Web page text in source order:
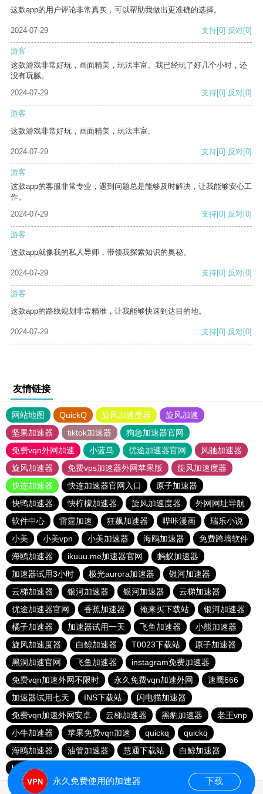
这款app的用户评论非常真实，可以帮助我做出更准确的选择。
2024-07-29 支持[0] 反对[0]
游客
这款游戏非常好玩，画面精美，玩法丰富。我已经玩了好几个小时，还
没有玩腻。
2024-07-29
支持[0] 反对[0]
游客
这款游戏非常好玩，画面精美，玩法丰富。
2024-07-29 支持[0] 反对[0]
游客
这款app的客服非常专业，遇到问题总是能够及时解决，让我能够安心工
作。
2024-07-29
支持[0] 反对[0]
游客
这款app就像我的私人导师，带领我探索知识的奥秘。
2024-07-29 支持[0] 反对[0]
游客
这款app的路线规划非常精准，让我能够快速到达目的地。
2024-07-29 支持[0] 反对[0]
友情链接
网站地图 QuickQ 旋风加速度器
旋风加速
坚果加速器
tiktok加速器
狗急加速器官网
免费vqn外网加速
小蓝鸟 优途加速器官网
风驰加速器
旋风加速器
免费vps加速器外网苹果版
旋风加速度器
快连加速器
快连加速器官网入口
原子加速器
快鸭加速器
快柠檬加速器 旋风加速度器
外网网址导航
软件中心
雷霆加速 狂飙加速器 哔咔漫画
瑞乐小说
小美
小美vpn 小美加速器 海鸥加速器
免费跨墙软件
海鸥加速器
ikuuu.me加速器官网
蚂蚁加速器
加速器试用3小时
极光aurora加速器
银河加速器
云梯加速器
银河加速器 银河加速器
云梯加速器
优途加速器官网
香蕉加速器 俺来买下载站
银河加速器
橘子加速器
加速器试用一天 飞鱼加速器
小熊加速器
旋风加速度器
白鲸加速器 T0023下载站
原子加速器
黑洞加速官网
飞鱼加速器
instagram免费加速器
免费vqn加速外网不限时
永久免费vqn加速外网
速鹰666
加速器试用七天
INS下载站
闪电猫加速器
免费vqn加速外网安卓
云梯加速器 黑豹加速器
老王vnp
小牛加速器
苹果免费vqn加速 quickq
quickq
海鸥加速器
油管加速器 慧通下载站
白鲸加速器
hammer加速器
永久免费使用的加速器 下载